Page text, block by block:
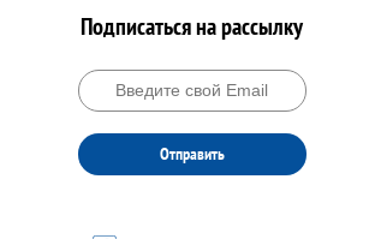
Подписаться на рассылку
Отправить